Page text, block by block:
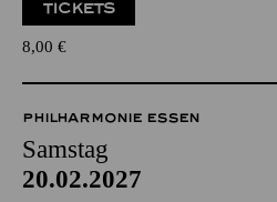
Für Kinder ab dem Grundschulalter
8,00 €
PHILHARMONIE ESSEN